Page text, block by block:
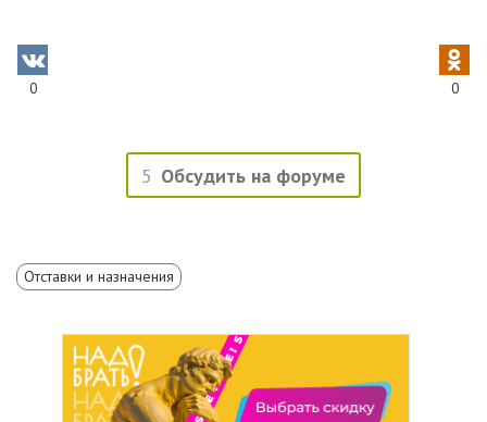
0 0
5 Обсудить на форуме
Отставки и назначения